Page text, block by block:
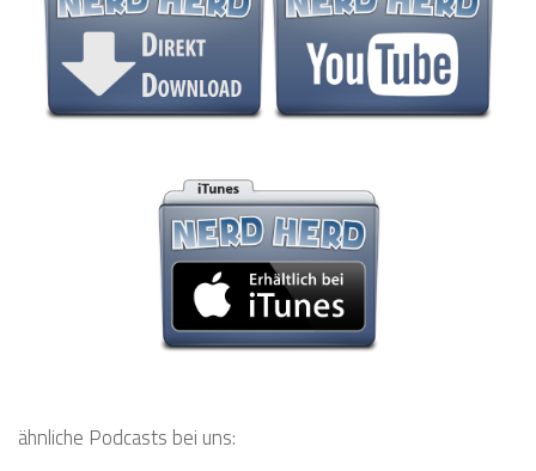
ähnliche Podcasts bei uns: